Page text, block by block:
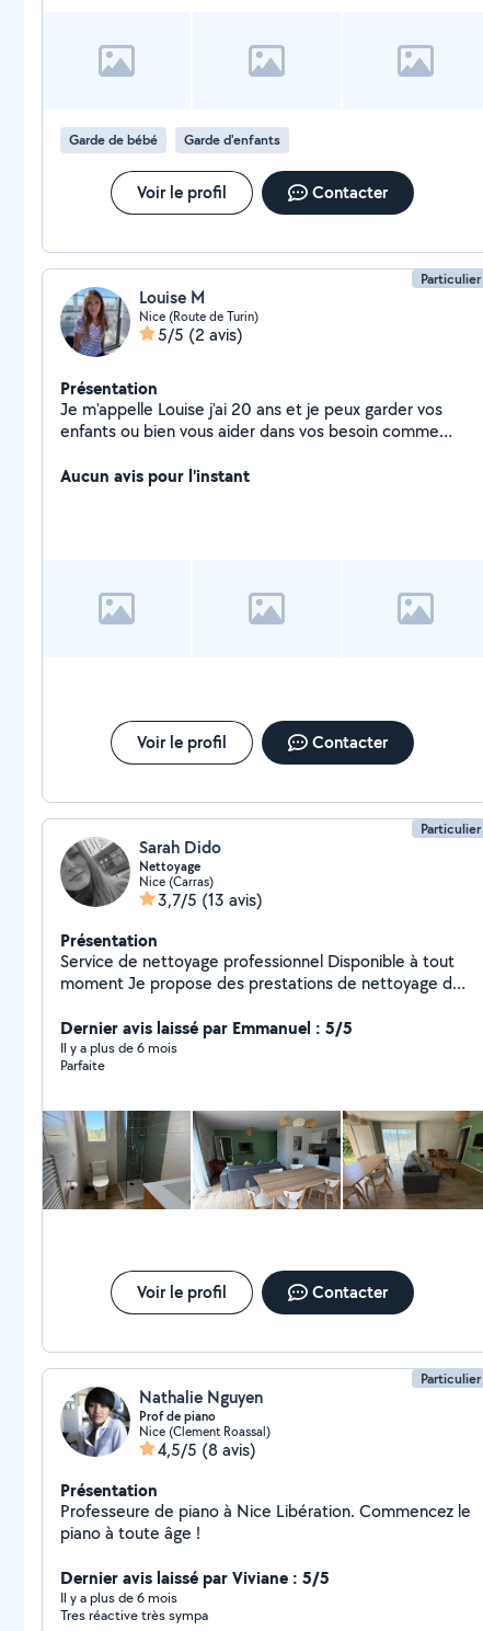
Garde de bébé Garde d'enfants
Voir le profil Contacter
Particulier
Louise M
Nice (Route de Turin)
5/5 (2 avis)
Présentation
Je m'appelle Louise j'ai 20 ans et je peux garder vos
enfants ou bien vous aider dans vos besoin comme
d'informations contactez-moi
Aucun avis pour l'instant
Voir le profil Contacter
Particulier
Sarah Dido
Nettoyage
Nice (Carras)
3,7/5 (13 avis)
Présentation
Service de nettoyage professionnel Disponible à tout
moment Je propose des prestations de nettoyage de
produits 100 % professionnels. Équipé notamment d'un
Tineco S6 ainsi que d'un lave-vitres automatique de
marque kobold , je garantis un résultat impeccable et
peux également géré vos Airbnb * Locations courte
durée (Airbnb / RBNB) * Domiciles de particuliers *
Salles de sport * Chantiers (nettoyage après travaux)
Rigoureux, efficace et réactif, je suis disponible à tout
moment pour répondre à vos besoins, avec des
professionnel.
Dernier avis laissé par Emmanuel : 5/5
Il y a plus de 6 mois
Parfaite
Voir le profil Contacter
Particulier
Nathalie Nguyen
Prof de piano
Nice (Clement Roassal)
4,5/5 (8 avis)
Présentation
Professeure de piano à Nice Libération. Commencez le
piano à toute âge !
Dernier avis laissé par Viviane : 5/5
Il y a plus de 6 mois
Tres réactive très sympa